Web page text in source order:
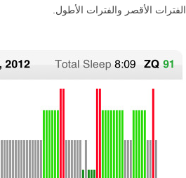
الفترات الأقصر والفترات الأطول.